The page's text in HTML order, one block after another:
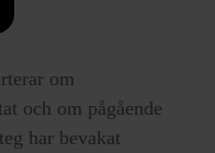
om
och om pågående
har bevakat